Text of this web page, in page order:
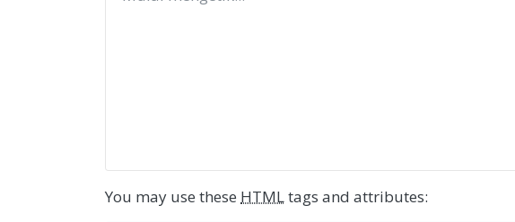
You may use these HTMLtags and attributes: